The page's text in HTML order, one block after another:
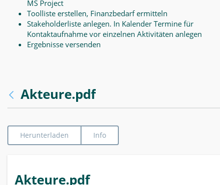
MS Project
Toolliste erstellen, Finanzbedarf ermitteln
Stakeholderliste anlegen. In Kalender Termine für
Kontaktaufnahme vor einzelnen Aktivitäten anlegen
Ergebnisse versenden
Akteure.pdf
Herunterladen Info
Akteure.pdf